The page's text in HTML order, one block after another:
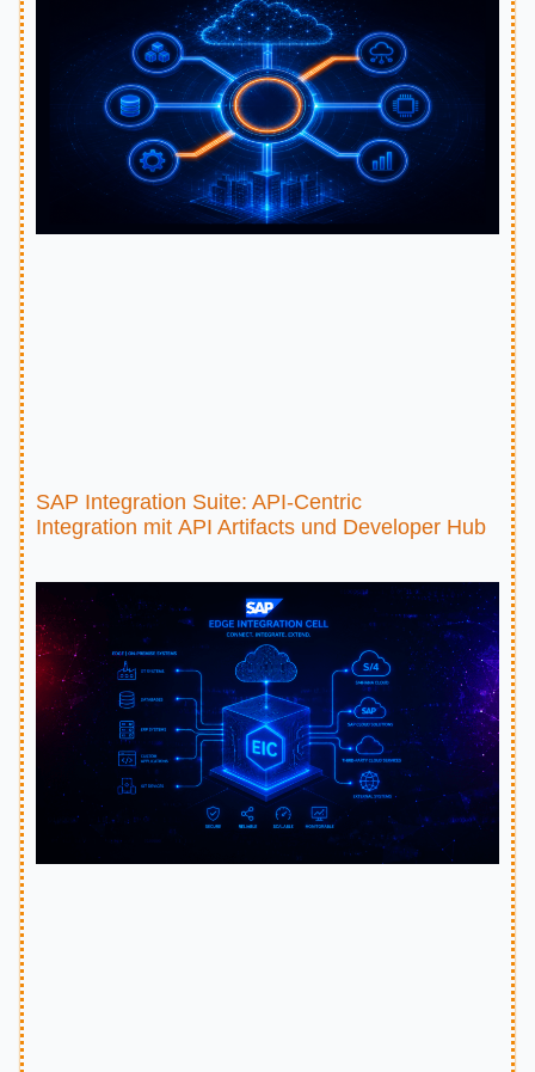
SAP Integration Suite: API-Centric
Integration mit API Artifacts und Developer Hub